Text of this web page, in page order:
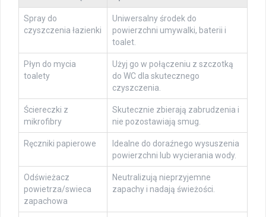
Spray do
czyszczenia łazienki
Uniwersalny środek do
powierzchni umywalki, baterii i
toalet.
Płyn do mycia
toalety
Użyj go w połączeniu z szczotką
do WC dla skutecznego
czyszczenia.
Ściereczki z
mikrofibry
Skutecznie zbierają zabrudzenia i
nie pozostawiają smug.
Ręczniki papierowe
Idealne do doraźnego wysuszenia
powierzchni lub wycierania wody.
Odświeżacz
powietrza/swieca
zapachowa
Neutralizują nieprzyjemne
zapachy i nadają świeżości.